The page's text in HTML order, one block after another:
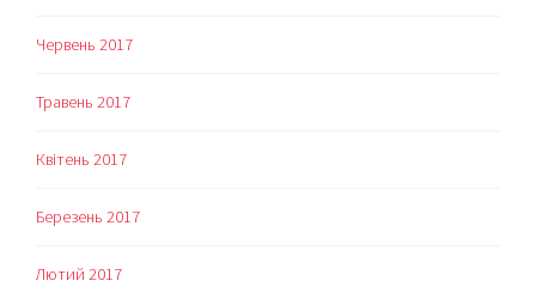
Червень 2017
Травень 2017
Квітень 2017
Березень 2017
Лютий 2017